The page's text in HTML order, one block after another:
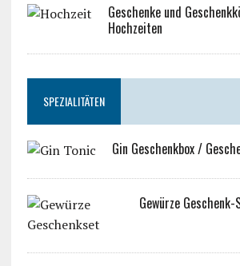
Geschenke und
Hochzeiten
SPEZIALITÄTEN
Gin Geschenkbox /
Gewürze Geschenk-